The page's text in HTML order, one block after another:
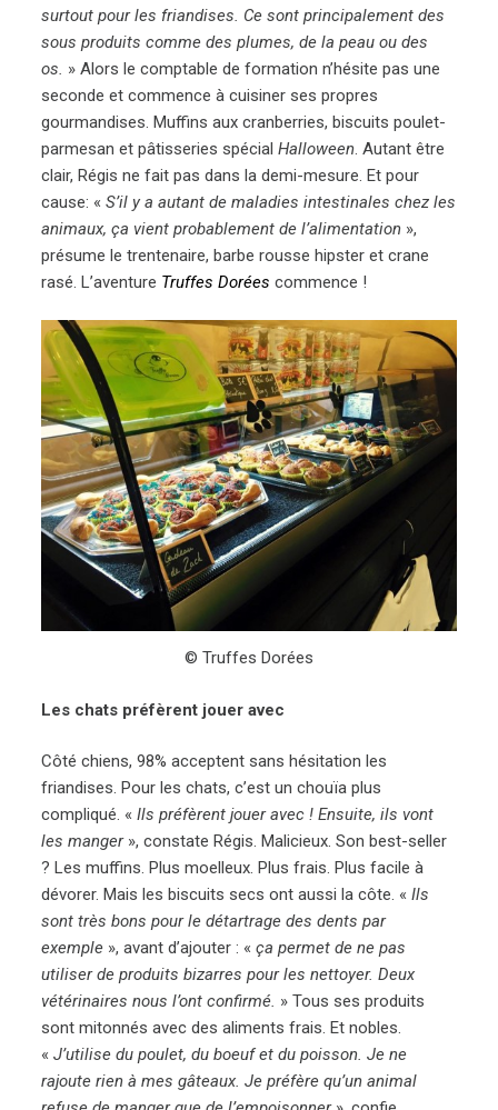
surtout pour les friandises. Ce sont principalement des
sous produits comme des plumes, de la peau ou des
os. » Alors le comptable de formation n’hésite pas une
seconde et commence à cuisiner ses propres
gourmandises. Muffins aux cranberries, biscuits poulet-
parmesan et pâtisseries spécialHalloween. Autant être
clair, Régis ne fait pas dans la demi-mesure. Et pour
cause: «S’il y a autant de maladies intestinales chez les
animaux, ça vient probablement de l’alimentation »,
présume le trentenaire, barbe rousse hipster et crane
rasé. L’aventure Truffes Doréescommence !
© Truffes Dorées
Les chats préfèrent jouer avec
Côté chiens, 98% acceptent sans hésitation les
friandises. Pour les chats, c’est un chouïa plus
compliqué. «Ils préfèrent jouer avec ! Ensuite, ils vont
les manger», constate Régis. Malicieux. Son best-seller
? Les muffins. Plus moelleux. Plus frais. Plus facile à
dévorer. Mais les biscuits secs ont aussi la côte. «Ils
sont très bons pour le détartrage des dents par
exemple », avant d’ajouter : «ça permet de ne pas
utiliser de produits bizarres pour les nettoyer. Deux
vétérinaires nous l’ont confirmé. » Tous ses produits
sont mitonnés avec des aliments frais. Et nobles.
«J’utilise du poulet, du boeuf et du poisson. Je ne
rajoute rien à mes gâteaux. Je préfère qu’un animal